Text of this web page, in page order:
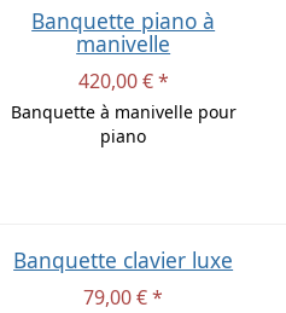
Banquette piano à
manivelle
420,00 € *
Banquette à manivelle pour
piano
Banquette clavier luxe
79,00 € *